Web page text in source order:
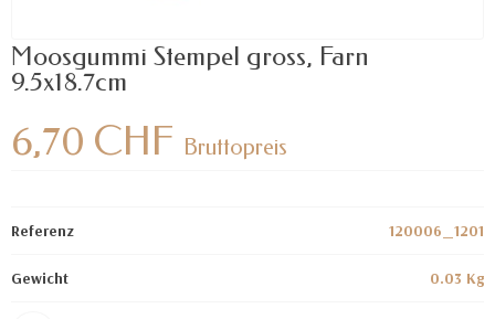
Moosgummi Stempel gross, Farn
9.5x18.7cm
6,70 CHF Bruttopreis
Referenz 120006_1201
Gewicht 0.03 Kg